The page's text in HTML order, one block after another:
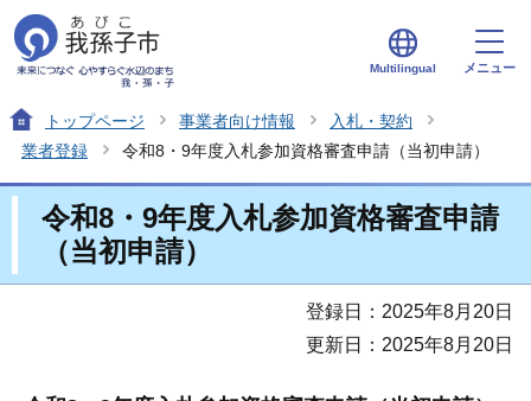
Multilingual メニュー
トップページ 事業者向け情報
入札・契約
業者登録
令和8・9年度入札参加資格審査申請（当初申請）
令和8・9年度入札参加資格審査申請
（当初申請）
登録日：2025年8月20日
更新日：2025年8月20日